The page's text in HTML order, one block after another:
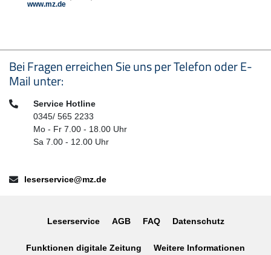
www.mz.de
Seitenfußbereich
Bei Fragen erreichen Sie uns per Telefon oder E-
Mail unter:
Telefon:Service Hotline
0345/ 565 2233
Mo - Fr 7.00 - 18.00 Uhr
Sa 7.00 - 12.00 Uhr
E-Mail:leserservice@mz.de
Leserservice AGB FAQ Datenschutz
Funktionen digitale Zeitung Weitere Informationen